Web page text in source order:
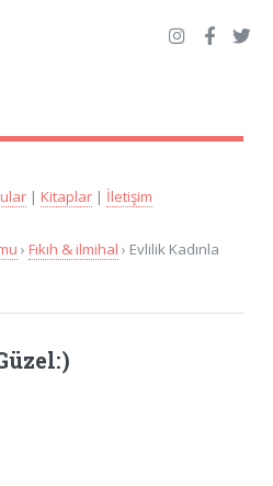
| Kitaplar| İletişim
› Fıkıh & ilmihal › Evlilik Kadınla